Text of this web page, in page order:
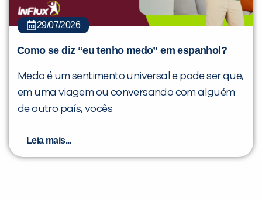
29/07/2026
Como se diz “eu tenho medo” em espanhol?
Medo é um sentimento universal e pode ser que,
em uma viagem ou conversando com alguém
de outro país, vocês
Leia mais...